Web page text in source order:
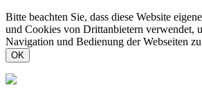
Bitte beachten Sie, dass diese Website
und Cookies von Drittanbietern verwendet,
Navigation und Bedienung der Webseiten
OK